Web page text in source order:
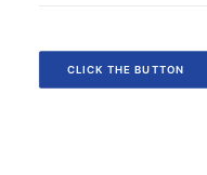
CLICK THE BUTTON